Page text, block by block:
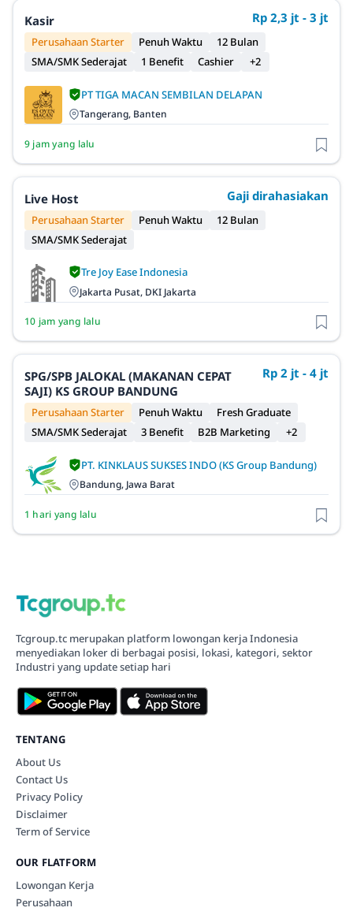
Kasir Rp 2,3 jt - 3 jt
Perusahaan Starter Penuh Waktu
12 Bulan
SMA/SMK Sederajat
1 Benefit Cashier +2
PT TIGA MACAN SEMBILAN DELAPAN
Tangerang, Banten
9 jam yang lalu
Live Host Gaji dirahasiakan
Perusahaan Starter Penuh Waktu
12 Bulan
SMA/SMK Sederajat
Tre Joy Ease Indonesia
Jakarta Pusat, DKI Jakarta
10 jam yang lalu
SPG/SPB JALOKAL (MAKANAN CEPAT
SAJI) KS GROUP BANDUNG
Rp 2 jt - 4 jt
Perusahaan Starter Penuh Waktu
Fresh Graduate
SMA/SMK Sederajat
3 Benefit B2B Marketing +2
PT. KINKLAUS SUKSES INDO (KS Group Bandung)
Bandung, Jawa Barat
1 hari yang lalu
Tcgroup.tc merupakan platform lowongan kerja Indonesia
menyediakan loker di berbagai posisi, lokasi, kategori, sektor
Industri yang update setiap hari
TENTANG
About Us
Contact Us
Privacy Policy
Disclaimer
Term of Service
OUR FLATFORM
Lowongan Kerja
Perusahaan